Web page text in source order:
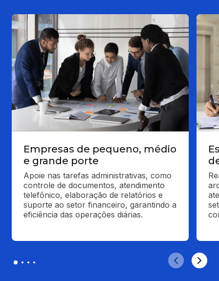
Empresas de pequeno, médio
e grande porte
Apoie nas tarefas administrativas, como
controle de documentos, atendimento
telefônico, elaboração de relatórios e
suporte ao setor financeiro, garantindo a
eficiência das operações diárias.